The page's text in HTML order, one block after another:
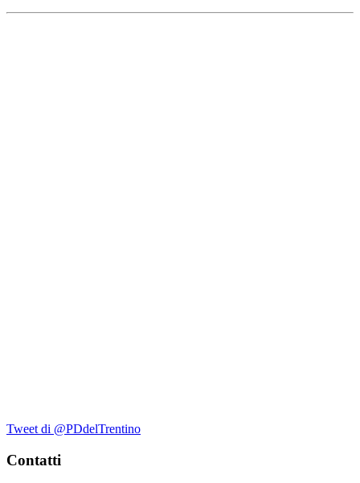
Tweet di @PDdelTrentino
Contatti